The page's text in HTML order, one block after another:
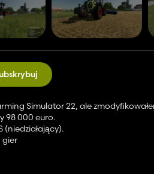
Simulator 22, ale
98 000 euro.
(niedziałający).
gier